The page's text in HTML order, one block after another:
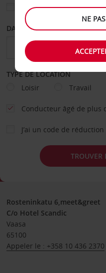
Sélectionnez une autre
DATE DE DÉPART
TYPE DE LOCATION
Loisir
Travail
Conducteur âgé de plus
J’ai un code de réduction
TROUVER
Rosteninkatu 6,meet&greet
C/o Hotel Scandic
Vaasa
65100
Appeler le : +358 10 436 2370
NE